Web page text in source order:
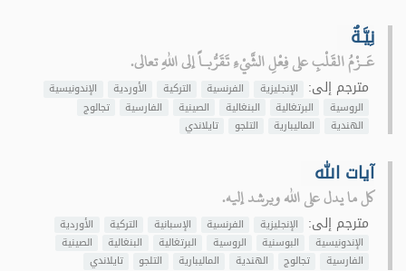
نِيَّـةٌ
عَـزْمُ القَلْبِ على فِعْلِ الشَّيْءِ تَقَرُّبـاً إلى اللهِ تعالى.
مترجم إلى: الإنجليزية الفرنسية التركية الأوردية
الإندونيسية
الروسية
البرتغالية البنغالية الصينية الفارسية
تجالوج
الهندية
الماليبارية التلجو تايلاندي
آيات الله
كل ما يدل على الله ويرشد إليه.
مترجم إلى: الإنجليزية الفرنسية الإسبانية التركية
الأوردية
الإندونيسية
البوسنية الروسية البرتغالية البنغالية
الصينية
الفارسية
تجالوج الهندية الماليبارية التلجو تايلاندي